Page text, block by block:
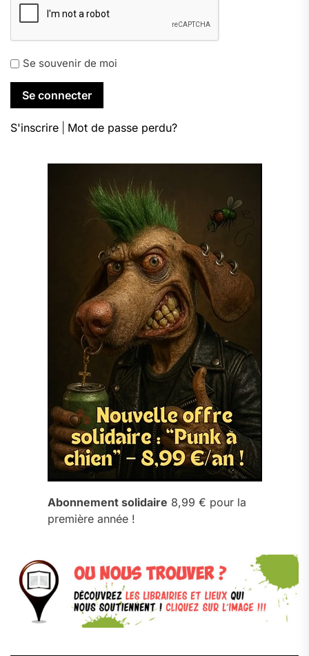
Se souvenir de moi
S'inscrire Mot de passe perdu?
Abonnement solidaire 8,99 € pour la
première année !